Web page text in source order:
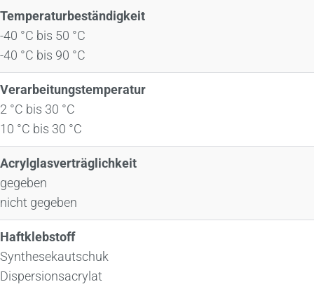
Temperaturbeständigkeit
-40 °C bis 50 °C
-40 °C bis 90 °C
Verarbeitungstemperatur
2 °C bis 30 °C
10 °C bis 30 °C
Acrylglasverträglichkeit
gegeben
nicht gegeben
Haftklebstoff
Synthesekautschuk
Dispersionsacrylat